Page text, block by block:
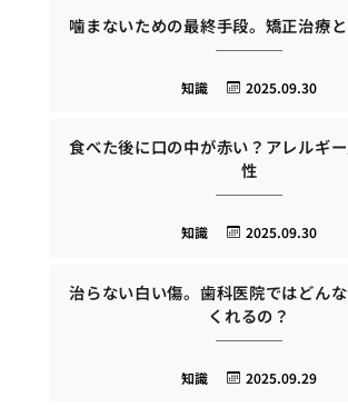
噛まないための最終手段。矯正治療
2025.09.30
知識
食べた後に口の中が赤い？アレルギ
性
2025.09.30
知識
治らない白い傷。歯科医院ではどん
くれるの？
2025.09.29
知識